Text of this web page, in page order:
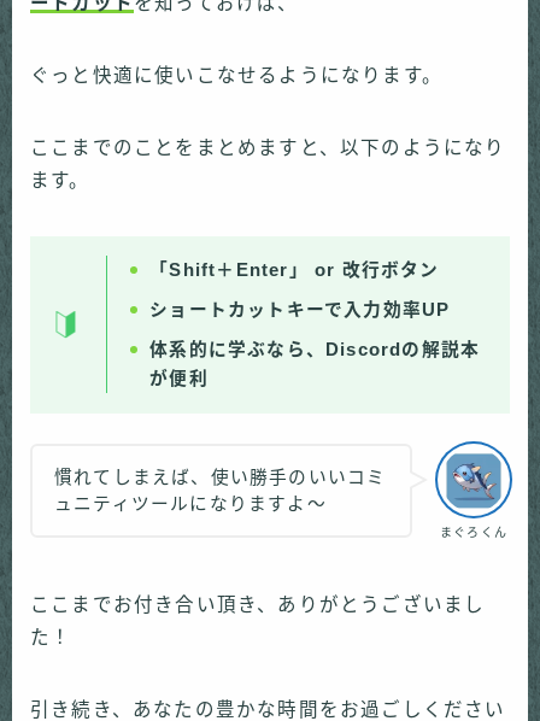
ぐっと快適に使いこなせるようになります。
ここまでのことをまとめますと、以下のようになり
ます。
「Shift＋Enter」 or 改行ボタン
ショートカットキーで入力効率UP
体系的に学ぶなら、Discordの解説本
が便利
まぐろくん
慣れてしまえば、使い勝手のいいコミ
ュニティツールになりますよ〜
ここまでお付き合い頂き、ありがとうございまし
た！
引き続き、あなたの豊かな時間をお過ごしください